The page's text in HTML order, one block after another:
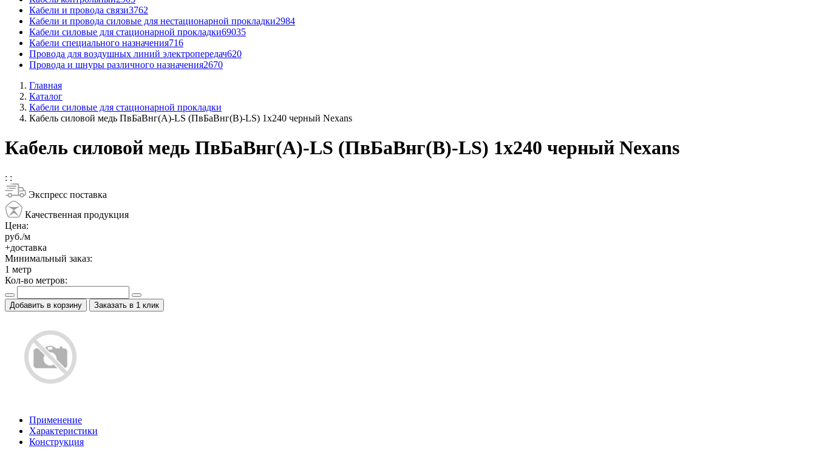
Кабели и провода связи3762
Кабели и провода силовые для нестационарной прокладки2984
Кабели силовые для стационарной прокладки69035
Кабели специального назначения716
Провода для воздушных линий электропередач620
Провода и шнуры различного назначения2670
Главная
Каталог
Кабели силовые для стационарной прокладки
Кабель силовой медь ПвБаВнг(A)-LS (ПвБаВнг(B)-LS) 1x240 черный Nexans
Кабель силовой медь ПвБаВнг(A)-LS (ПвБаВнг(B)-LS) 1x240 черный Nexans
: :
Экспресс поставка
Качественная продукция
Цена:
руб./м
+доставка
Минимальный заказ:
1 метр
Кол-во метров:
Добавить в корзину Заказать в 1 клик
Применение
Характеристики
Конструкция